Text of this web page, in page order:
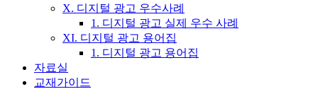
X. 디지털 광고 우수사례
1. 디지털 광고 실제 우수 사례
XI. 디지털 광고 용어집
1. 디지털 광고 용어집
자료실
교재가이드